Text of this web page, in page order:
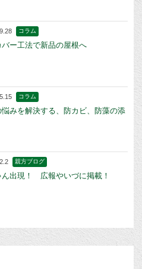
コラム
バー工法で新品の屋根へ
コラム
みを解決する、防カビ、防藻の添
親方ブログ
ん出現！ 広報やいづに掲載！